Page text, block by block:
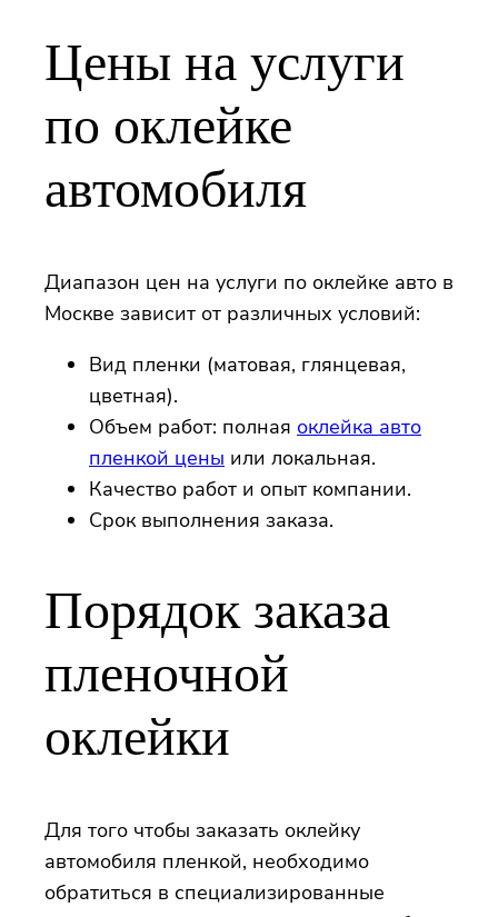
Цены на услуги
по оклейке
автомобиля
Диапазон цен на услуги по оклейке авто в
Москве зависит от различных условий:
Вид пленки (матовая, глянцевая,
цветная).
Объем работ: полная оклейка авто
пленкой цены или локальная.
Качество работ и опыт компании.
Срок выполнения заказа.
Порядок заказа
пленочной
оклейки
Для того чтобы заказать оклейку
автомобиля пленкой, необходимо
обратиться в специализированные